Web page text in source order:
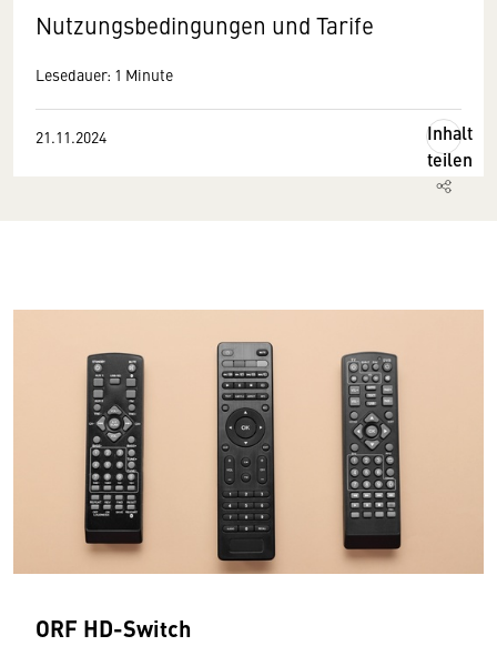
Nutzungsbedingungen und Tarife
Lesedauer: 1 Minute
21.11.2024
Inhalt
teilen
ORF HD-Switch